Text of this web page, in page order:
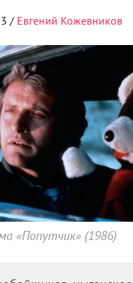
/ Евгений Кожевников
«Попутчик» (1986)